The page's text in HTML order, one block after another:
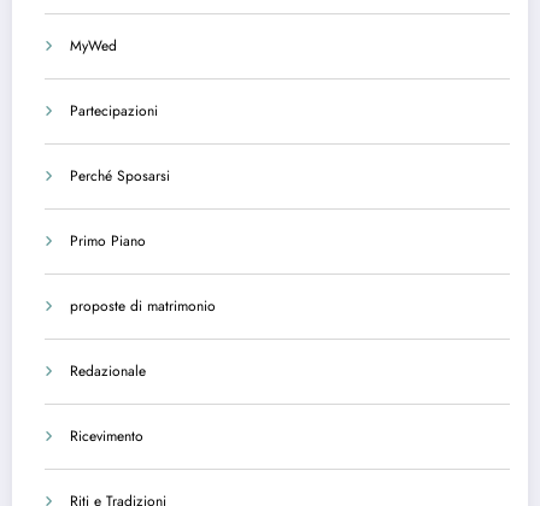
MyWed
Partecipazioni
Perché Sposarsi
Primo Piano
proposte di matrimonio
Redazionale
Ricevimento
Riti e Tradizioni